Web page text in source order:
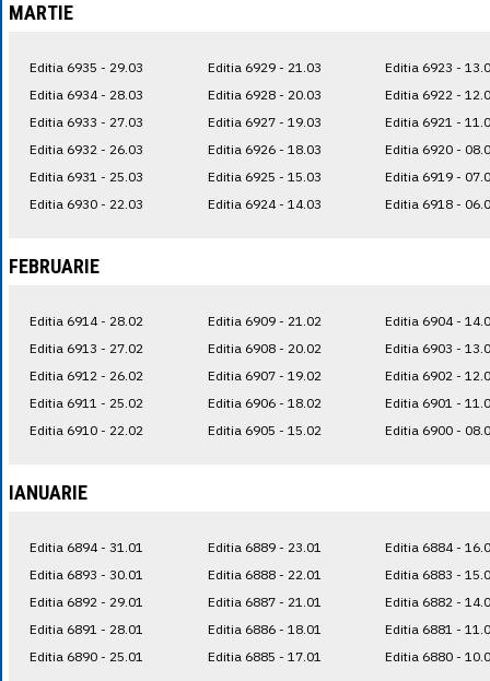
MARTIE
Editia 6935 - 29.03
Editia 6934 - 28.03
Editia 6933 - 27.03
Editia 6932 - 26.03
Editia 6931 - 25.03
Editia 6930 - 22.03
Editia 6929 - 21.03
Editia 6928 - 20.03
Editia 6927 - 19.03
Editia 6926 - 18.03
Editia 6925 - 15.03
Editia 6924 - 14.03
Editia 6923 -
Editia 6922 -
Editia 6921 -
Editia 6920 -
Editia 6919 -
Editia 6918 -
FEBRUARIE
Editia 6914 - 28.02
Editia 6913 - 27.02
Editia 6912 - 26.02
Editia 6911 - 25.02
Editia 6910 - 22.02
Editia 6909 - 21.02
Editia 6908 - 20.02
Editia 6907 - 19.02
Editia 6906 - 18.02
Editia 6905 - 15.02
Editia 6904 -
Editia 6903 -
Editia 6902 -
Editia 6901 -
Editia 6900 -
IANUARIE
Editia 6894 - 31.01
Editia 6893 - 30.01
Editia 6892 - 29.01
Editia 6891 - 28.01
Editia 6890 - 25.01
Editia 6889 - 23.01
Editia 6888 - 22.01
Editia 6887 - 21.01
Editia 6886 - 18.01
Editia 6885 - 17.01
Editia 6884 -
Editia 6883 -
Editia 6882 -
Editia 6881 -
Editia 6880 -